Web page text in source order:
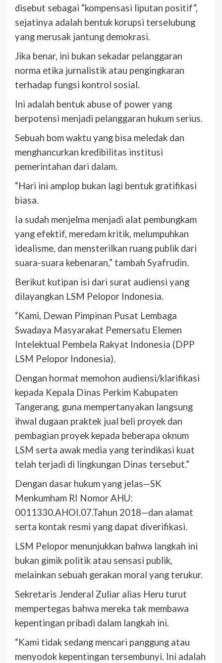
disebut sebagai “kompensasi liputan positif”,
sejatinya adalah bentuk korupsi terselubung
yang merusak jantung demokrasi.
Jika benar, ini bukan sekadar pelanggaran
norma etika jurnalistik atau pengingkaran
terhadap fungsi kontrol sosial.
Ini adalah bentuk abuse of power yang
berpotensi menjadi pelanggaran hukum serius.
Sebuah bom waktu yang bisa meledak dan
menghancurkan kredibilitas institusi
pemerintahan dari dalam.
“Hari ini amplop bukan lagi bentuk gratifikasi
biasa.
Ia sudah menjelma menjadi alat pembungkam
yang efektif, meredam kritik, melumpuhkan
idealisme, dan mensterilkan ruang publik dari
suara-suara kebenaran,” tambah Syafrudin.
Berikut kutipan isi dari surat audiensi yang
dilayangkan LSM Pelopor Indonesia.
“Kami, Dewan Pimpinan Pusat Lembaga
Swadaya Masyarakat Pemersatu Elemen
Intelektual Pembela Rakyat Indonesia (DPP
LSM Pelopor Indonesia).
Dengan hormat memohon audiensi/klarifikasi
kepada Kepala Dinas Perkim Kabupaten
Tangerang, guna mempertanyakan langsung
ihwal dugaan praktek jual beli proyek dan
pembagian proyek kepada beberapa oknum
LSM serta awak media yang terindikasi kuat
telah terjadi di lingkungan Dinas tersebut.”
Dengan dasar hukum yang jelas—SK
Menkumham RI Nomor AHU:
0011330.AHOI.07.Tahun 2018—dan alamat
serta kontak resmi yang dapat diverifikasi.
LSM Pelopor menunjukkan bahwa langkah ini
bukan gimik politik atau sensasi publik,
melainkan sebuah gerakan moral yang terukur.
Sekretaris Jenderal Zuliar alias Heru turut
mempertegas bahwa mereka tak membawa
kepentingan pribadi dalam langkah ini.
“Kami tidak sedang mencari panggung atau
menyodok kepentingan tersembunyi. Ini adalah